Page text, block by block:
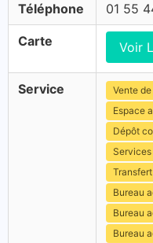
Téléphone 01 55
Carte Voir
Service
Vente
Espace
Dépôt
Bureau
Bureau
Bureau